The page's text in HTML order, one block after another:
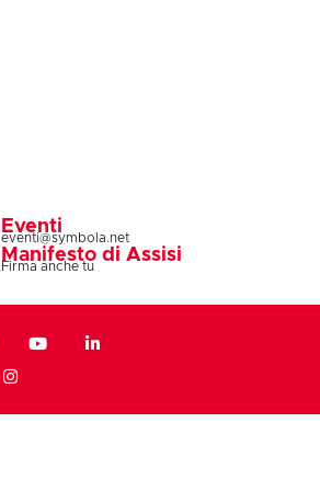
Eventi
eventi@symbola.net
Manifesto di Assisi
Firma anche tu